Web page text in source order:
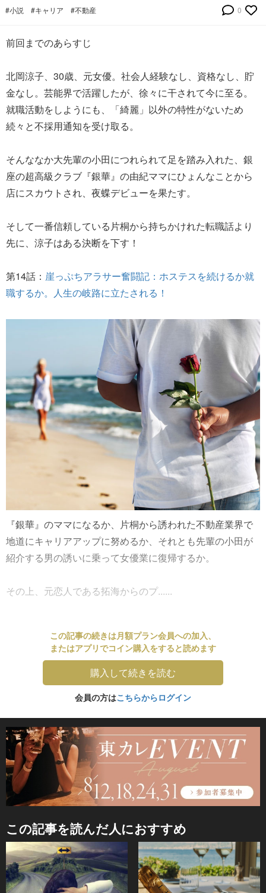
#小説 #キャリア #不動産 0
前回までのあらすじ
北岡涼子、30歳、元女優。社会人経験なし、資格なし、貯
金なし。芸能界で活躍したが、徐々に干されて今に至る。
就職活動をしようにも、「綺麗」以外の特性がないため
続々と不採用通知を受け取る。
そんななか大先輩の小田につれられて足を踏み入れた、銀
座の超高級クラブ『銀華』の由紀ママにひょんなことから
店にスカウトされ、夜蝶デビューを果たす。
そして一番信頼している片桐から持ちかけれた転職話より
先に、涼子はある決断を下す！
第14話： 崖っぷちアラサー奮闘記：ホステスを続けるか就
職するか。人生の岐路に立たされる！
『銀華』のママになるか、片桐から誘われた不動産業界で
地道にキャリアアップに努めるか、それとも先輩の小田が
紹介する男の誘いに乗って女優業に復帰するか。
その上、元恋人である拓海からのプ......
この記事の続きは月額プラン会員への加入、
またはアプリでコイン購入をすると読めます
購入して続きを読む
会員の方はこちらからログイン
この記事を読んだ人におすすめ